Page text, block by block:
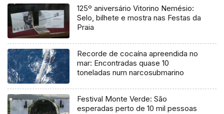
125º aniversário Vitorino Nemésio:
Selo, bilhete e mostra nas Festas da
Praia
Recorde de cocaína apreendida no
mar: Encontradas quase 10
toneladas num narcosubmarino
Festival Monte Verde: São
esperadas perto de 10 mil pessoas